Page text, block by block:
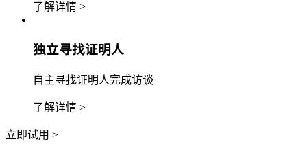
了解详情 >
独立寻找证明人
自主寻找证明人完成访谈
了解详情 >
立即试用 >